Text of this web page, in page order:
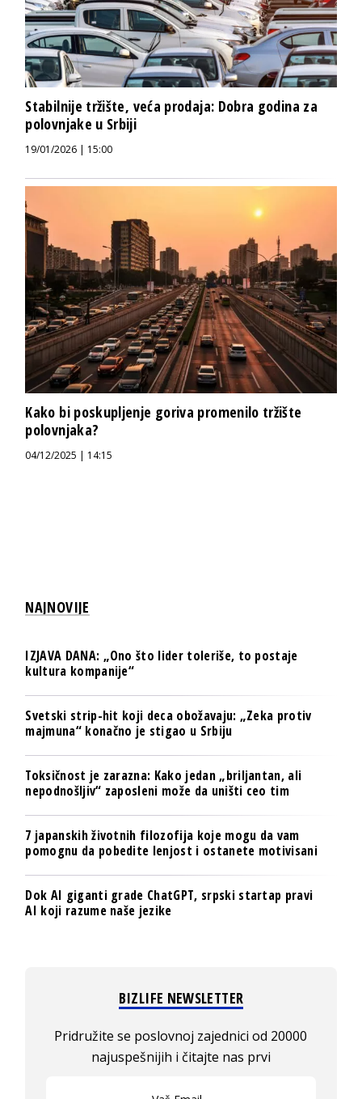
Stabilnije tržište, veća prodaja: Dobra godina za
polovnjake u Srbiji
19/01/2026 | 15:00
Kako bi poskupljenje goriva promenilo tržište
polovnjaka?
04/12/2025 | 14:15
NAJNOVIJE
IZJAVA DANA: „Ono što lider toleriše, to postaje
kultura kompanije“
Svetski strip-hit koji deca obožavaju: „Zeka protiv
majmuna“ konačno je stigao u Srbiju
Toksičnost je zarazna: Kako jedan „briljantan, ali
nepodnošljiv“ zaposleni može da uništi ceo tim
7 japanskih životnih filozofija koje mogu da vam
pomognu da pobedite lenjost i ostanete motivisani
Dok AI giganti grade ChatGPT, srpski startap pravi
AI koji razume naše jezike
BIZLIFE NEWSLETTER
Pridružite se poslovnoj zajednici od 20000
najuspešnijih i čitajte nas prvi